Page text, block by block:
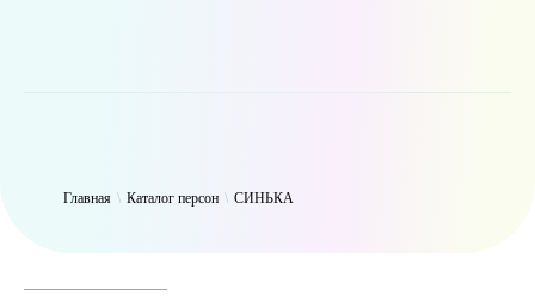
Главная \ Каталог персон \ СИНЬКА